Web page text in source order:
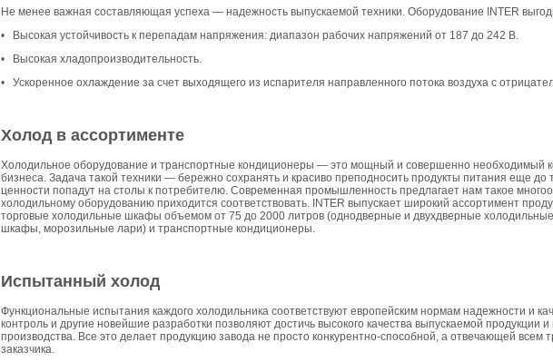
Не менее важная составляющая успеха — надежность выпускаемой техники. Оборудование INTER
• Высокая устойчивость к перепадам напряжения: диапазон рабочих напряжений от 187 до 242 В.
• Высокая хладопроизводительность.
• Ускоренное охлаждение за счет выходящего из испарителя направленного потока воздуха с
Холод в ассортименте
Холодильное оборудование и транспортные кондиционеры — это мощный и совершенно необходимый
бизнеса. Задача такой техники — бережно сохранять и красиво преподносить продукты питания еще до
ценности попадут на столы к потребителю. Современная промышленность предлагает нам такое
холодильному оборудованию приходится соответствовать. INTER выпускает широкий ассортимент
торговые холодильные шкафы объемом от 75 до 2000 литров (однодверные и двухдверные
шкафы, морозильные лари) и транспортные кондиционеры.
Испытанный холод
Функциональные испытания каждого холодильника соответствуют европейским нормам надежности и
контроль и другие новейшие разработки позволяют достичь высокого качества выпускаемой продукции и
производства. Все это делает продукцию завода не просто конкурентно-способной, а отвечающей всем
заказчика.